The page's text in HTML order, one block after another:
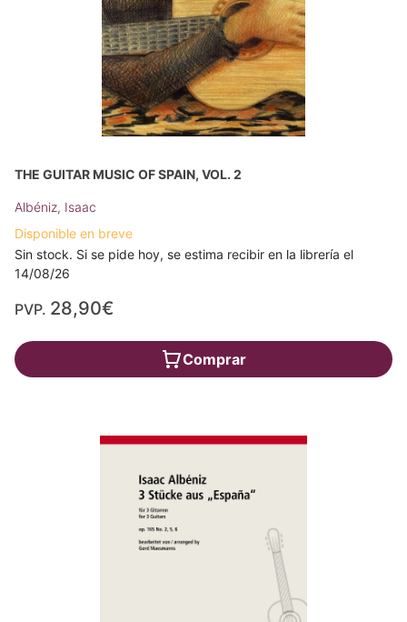
THE GUITAR MUSIC OF SPAIN, VOL. 2
Albéniz, Isaac
Disponible en breve
Sin stock. Si se pide hoy, se estima recibir en la librería el
14/08/26
PVP. 28,90€
Comprar